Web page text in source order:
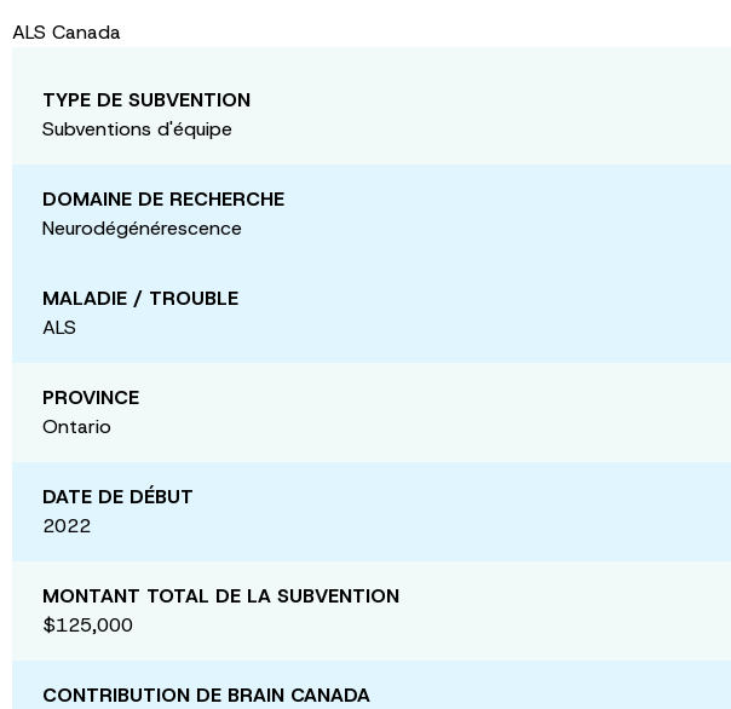
ALS Canada
TYPE DE SUBVENTION
Subventions d'équipe
DOMAINE DE RECHERCHE
Neurodégénérescence
MALADIE / TROUBLE
ALS
PROVINCE
Ontario
DATE DE DÉBUT
2022
MONTANT TOTAL DE LA SUBVENTION
$125,000
CONTRIBUTION DE BRAIN CANADA